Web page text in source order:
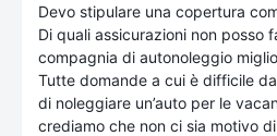
Devo stipulare una copertura
Di quali assicurazioni non posso
compagnia di autonoleggio
Tutte domande a cui è difficile
di noleggiare un’auto per le
crediamo che non ci sia motivo